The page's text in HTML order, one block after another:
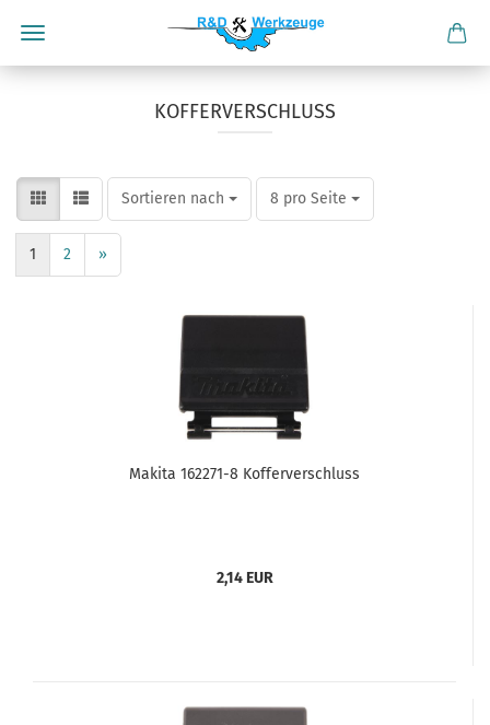
KOFFERVERSCHLUSS
Sortieren nach
Sortieren nach 8 pro Seite
pro Seite
1 2 »
Makita 162271-8 Kofferverschluss
2,14 EUR